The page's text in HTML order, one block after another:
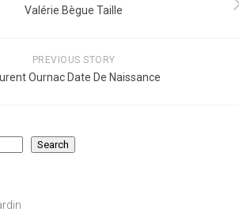
Valérie Bègue Taille
PREVIOUS STORY
Ournac Date De Naissance
Search